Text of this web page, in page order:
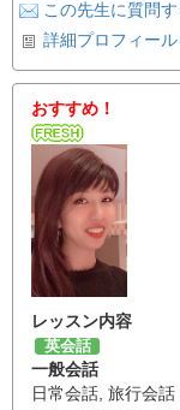
この先生に質問す
詳細プロフィール
おすすめ！
レッスン内容
英会話
一般会話
日常会話, 旅行会話